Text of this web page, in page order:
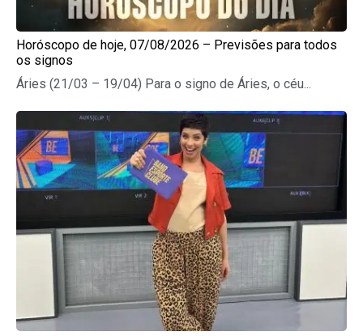
Horóscopo de hoje, 07/08/2026 – Previsões para todos
os signos
Áries (21/03 – 19/04) Para o signo de Áries, o céu...